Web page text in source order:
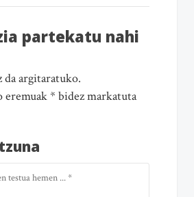
partekatu nahi
da argitaratuko.
* bidez markatuta